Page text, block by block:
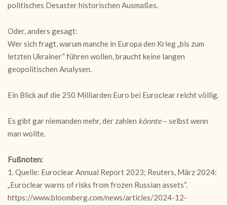
politisches Desaster historischen Ausmaßes.
Oder, anders gesagt:
Wer sich fragt, warum manche in Europa den Krieg „bis zum
letzten Ukrainer“ führen wollen, braucht keine langen
geopolitischen Analysen.
Ein Blick auf die 250 Milliarden Euro bei Euroclear reicht völlig.
Es gibt gar niemanden mehr, der zahlen könnte– selbst wenn
man wollte.
Fußnoten:
1. Quelle: Euroclear Annual Report 2023; Reuters, März 2024:
„Euroclear warns of risks from frozen Russian assets“.
https://www.bloomberg.com/news/articles/2024-12-